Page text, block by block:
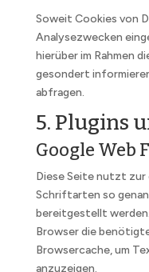
Soweit Cookies von
Analysezwecken
hierüber im Rahmen
gesondert
abfragen.
5. Plugins
Google Web
Diese Seite nutzt zur
Schriftarten so
bereitgestellt
Browser die
Browsercache, um
anzuzeigen.